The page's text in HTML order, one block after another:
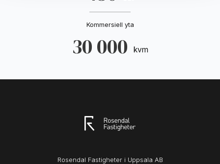
Kommersiell yta
30 000 kvm
Rosendal Fastigheter i Uppsala AB